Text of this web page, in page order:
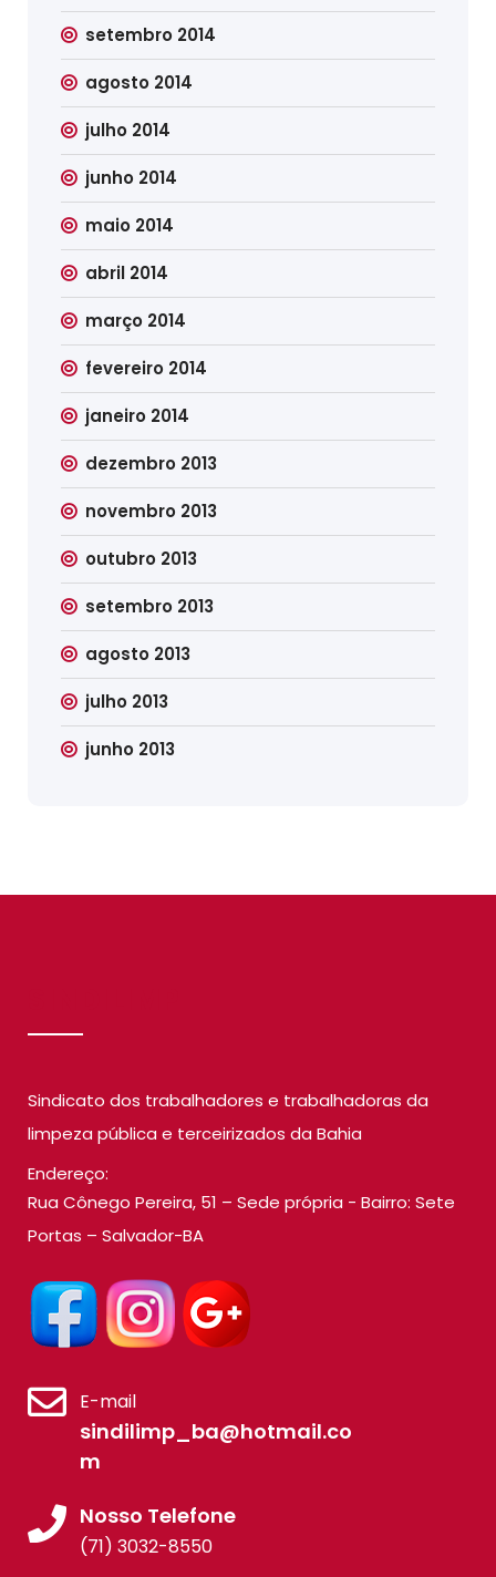
setembro 2014
agosto 2014
julho 2014
junho 2014
maio 2014
abril 2014
março 2014
fevereiro 2014
janeiro 2014
dezembro 2013
novembro 2013
outubro 2013
setembro 2013
agosto 2013
julho 2013
junho 2013
Sindicato dos trabalhadores e trabalhadoras da
limpeza pública e terceirizados da Bahia
Endereço:
Rua Cônego Pereira, 51 – Sede própria - Bairro: Sete
Portas – Salvador-BA
E-mail
sindilimp_ba@hotmail.co
m
Nosso Telefone
(71) 3032-8550